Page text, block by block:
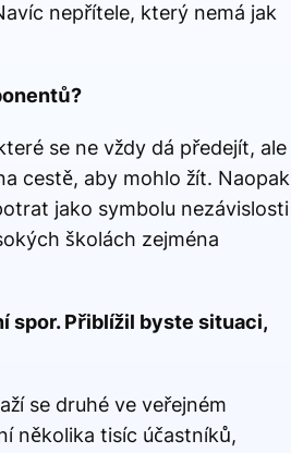
nepřítele, který nemá jak
se ne vždy dá předejít, ale
cestě, aby mohlo žít. Naopak
jako symbolu nezávislosti
školách zejména
spor. Přiblížil byste situaci,
se druhé ve veřejném
několika tisíc účastníků,